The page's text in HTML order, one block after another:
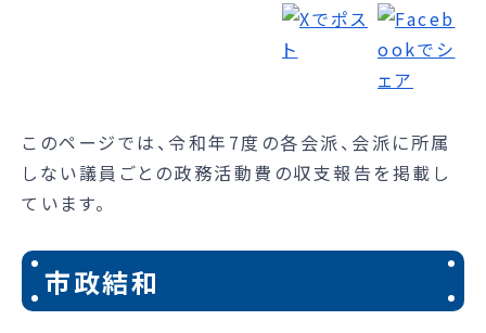
このページでは、令和年7度の各会派、会派に所属
しない議員ごとの政務活動費の収支報告を掲載し
ています。
市政結和